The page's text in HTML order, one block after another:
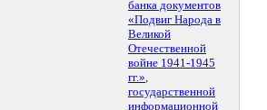
банка документов
«Подвиг Народа в
Великой
Отечественной
войне 1941-1945
гг.»,
государственной
информационной